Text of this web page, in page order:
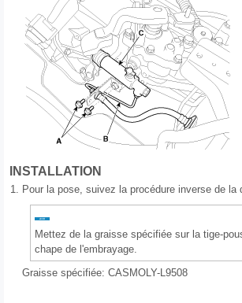
INSTALLATION
1. Pour la pose, suivez la procédure inverse de la
Mettez de la graisse spécifiée sur la tige-
chape de l'embrayage.
Graisse spécifiée: CASMOLY-L9508